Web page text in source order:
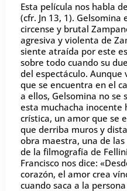
Esta película nos habla
(cfr. Jn 13, 1).
circense y brutal
agresiva y violenta de
siente atraída por este
sobre todo cuando su
del espectáculo. Aunque
que se encuentra en el
a ellos, Gelsomina no se
esta muchacha inocente
crística, un amor que se
que derriba muros y
obra maestra, una de
de la filmografía de
Francisco nos dice:
corazón, el amor crea
cuando saca a la